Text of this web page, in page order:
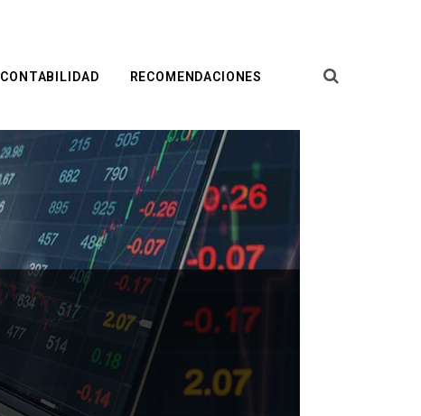
CONTABILIDAD RECOMENDACIONES